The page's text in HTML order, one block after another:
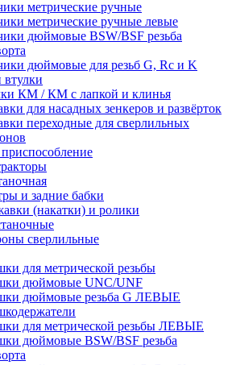
метрические ручные
метрические ручные левые
дюймовые BSW/BSF резьба
дюймовые для резьб G, Rc и K
КМ / КМ с лапкой и клинья
для насадных зенкеров и развёрток
переходные для сверлильных
и задние бабки
(накатки) и ролики
сверлильные
для метрической резьбы
дюймовые UNC/UNF
дюймовые резьба G ЛЕВЫЕ
для метрической резьбы ЛЕВЫЕ
дюймовые BSW/BSF резьба